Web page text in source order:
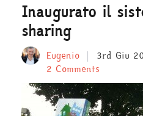
Inaugurato il
sharing
Eugenio 3rd Giu
2 Comments